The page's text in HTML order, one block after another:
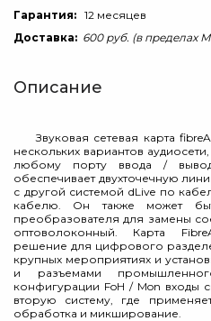
Гарантия: 12 месяцев
Доставка: 600 руб. (в пределах
Описание
Звуковая сетевая карта
нескольких вариантов
любому порту ввода /
обеспечивает двухточечную
с другой системой dLive по
кабелю. Он также может
преобразователя для замены
оптоволоконный. Карта
решение для цифрового
крупных мероприятиях и
и разъемами
конфигурации FoH / Mon входы
вторую систему, где
обработка и микширование.